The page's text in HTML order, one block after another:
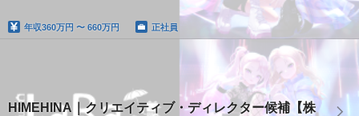
年収360万円 〜 660万円 正社員
HIMEHINA｜クリエイティブ・ディレクター候補【株